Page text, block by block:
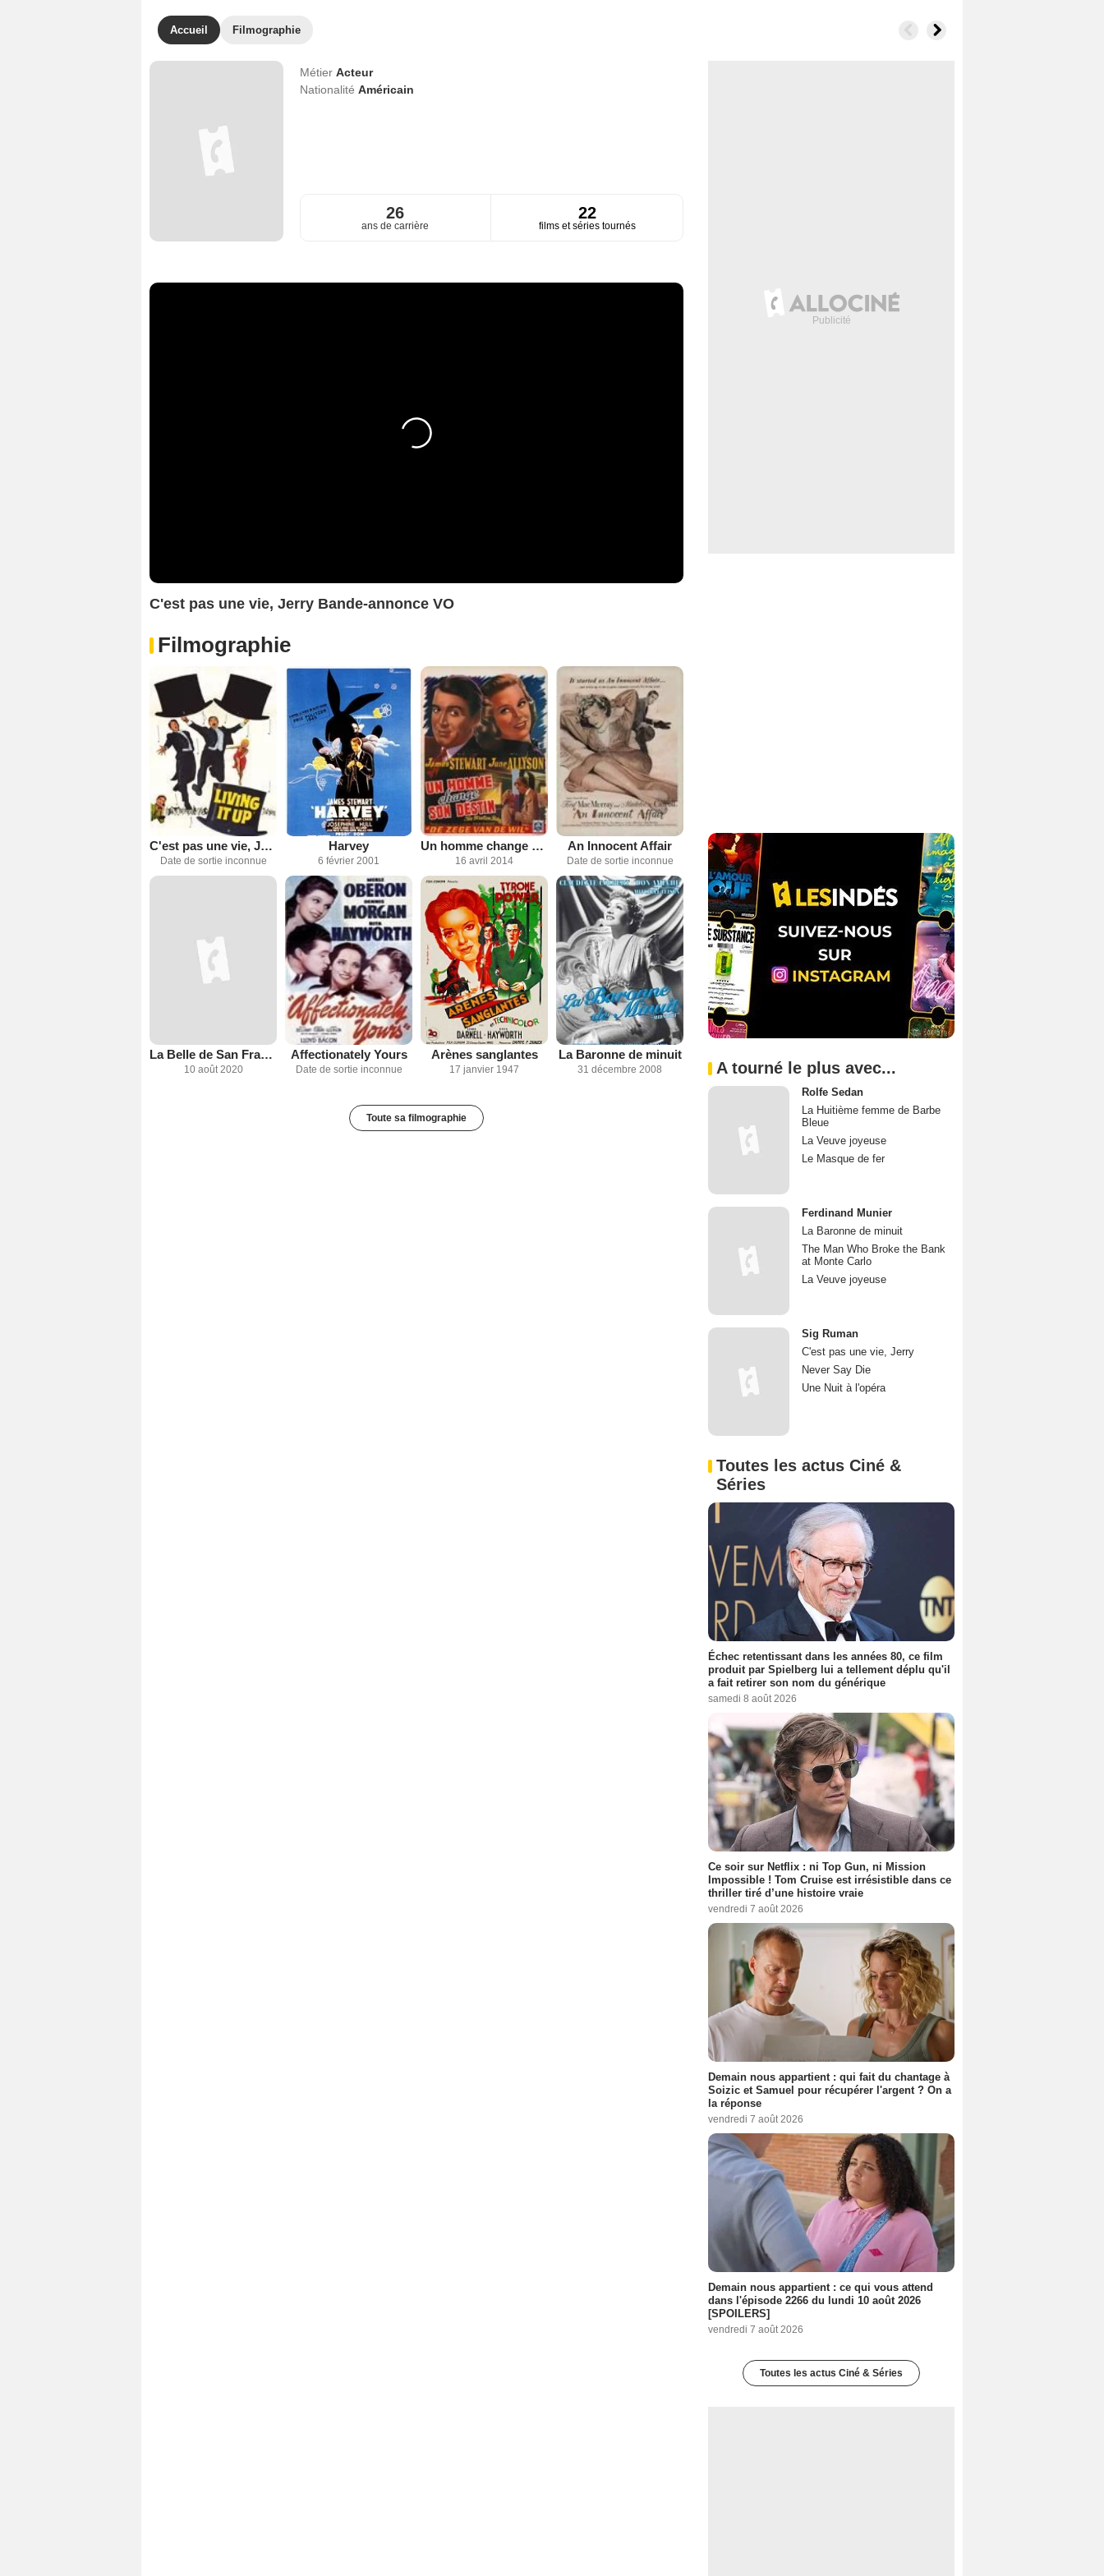
Accueil Filmographie
Métier Acteur
Nationalité Américain
26
ans de carrière
22
films et séries tournés
C'est pas une vie, Jerry Bande-annonce VO
Filmographie
C'est pas une vie, Jerry
Date de sortie inconnue
Harvey
6 février 2001
Un homme change son destin
16 avril 2014
An Innocent Affair
Date de sortie inconnue
La Belle de San Francisco
10 août 2020
Affectionately Yours
Date de sortie inconnue
Arènes sanglantes
17 janvier 1947
La Baronne de minuit
31 décembre 2008
Toute sa filmographie
A tourné le plus avec...
Rolfe Sedan
La Huitième femme de Barbe
Bleue
La Veuve joyeuse
Le Masque de fer
Ferdinand Munier
La Baronne de minuit
The Man Who Broke the Bank
at Monte Carlo
La Veuve joyeuse
Sig Ruman
C'est pas une vie, Jerry
Never Say Die
Une Nuit à l'opéra
Toutes les actus Ciné &
Séries
Échec retentissant dans les années 80, ce film
produit par Spielberg lui a tellement déplu qu'il
a fait retirer son nom du générique
samedi 8 août 2026
Ce soir sur Netflix : ni Top Gun, ni Mission
Impossible ! Tom Cruise est irrésistible dans ce
thriller tiré d’une histoire vraie
vendredi 7 août 2026
Demain nous appartient : qui fait du chantage à
Soizic et Samuel pour récupérer l'argent ? On a
la réponse
vendredi 7 août 2026
Demain nous appartient : ce qui vous attend
dans l'épisode 2266 du lundi 10 août 2026
[SPOILERS]
vendredi 7 août 2026
Toutes les actus Ciné & Séries